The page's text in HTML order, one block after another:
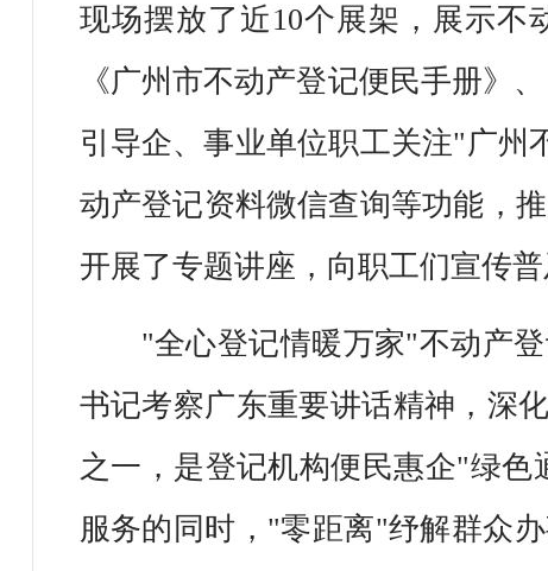
现场摆放了近10个展架，展示不
《广州市不动产登记便民手册》
引导企、事业单位职工关注"广州
动产登记资料微信查询等功能，
开展了专题讲座，向职工们宣传
"全心登记情暖万家"不动产
书记考察广东重要讲话精神，深
之一，是登记机构便民惠企"绿
服务的同时，"零距离"纾解群众